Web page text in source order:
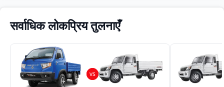
सर्वाधिक लोकप्रिय तुलनाएँ